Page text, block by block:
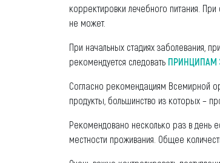
корректировки лечебного питания.
не может.
При начальных стадиях заболевания,
рекомендуется следовать ПРИНЦИПАМ
Согласно рекомендациям Всемирной
продукты, большинство из которых –
Рекомендовано несколько раз в
местности проживания. Общее